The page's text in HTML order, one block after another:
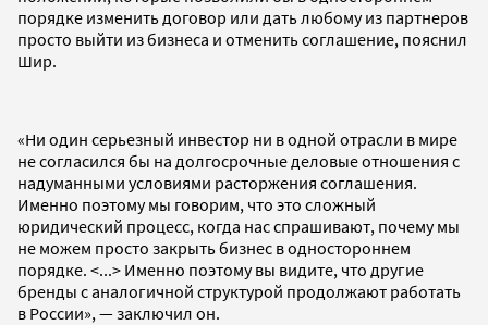
порядке изменить договор или дать любому из партнеров
просто выйти из бизнеса и отменить соглашение, пояснил
Шир.
«Ни один серьезный инвестор ни в одной отрасли в мире
не согласился бы на долгосрочные деловые отношения с
надуманными условиями расторжения соглашения.
Именно поэтому мы говорим, что это сложный
юридический процесс, когда нас спрашивают, почему мы
не можем просто закрыть бизнес в одностороннем
порядке. <...> Именно поэтому вы видите, что другие
бренды с аналогичной структурой продолжают работать
в России», — заключил он.